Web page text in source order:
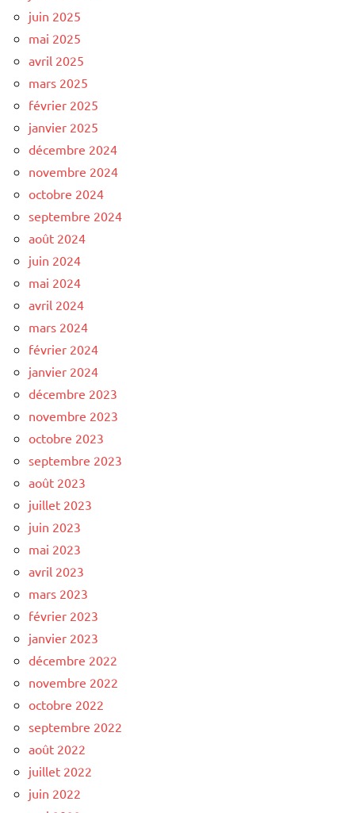
juin 2025
mai 2025
avril 2025
mars 2025
février 2025
janvier 2025
décembre 2024
novembre 2024
octobre 2024
septembre 2024
août 2024
juin 2024
mai 2024
avril 2024
mars 2024
février 2024
janvier 2024
décembre 2023
novembre 2023
octobre 2023
septembre 2023
août 2023
juillet 2023
juin 2023
mai 2023
avril 2023
mars 2023
février 2023
janvier 2023
décembre 2022
novembre 2022
octobre 2022
septembre 2022
août 2022
juillet 2022
juin 2022